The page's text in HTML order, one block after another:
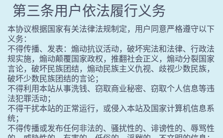
第三条用户依法履行义务
本协议根据国家有关法律法规制定，用户同意严格遵守以下
义务：
不得传播、发表：煽动抗议活动，破坏宪法和法律、行政法
规实施，煽动颠覆国家政权，推翻社会正义，煽动分裂国家
言论，破坏民族团结，煽动民族主义仇视、歧视少数民族，
破坏少数民族团结的言论；
不得利用本站从事洗钱、窃取商业秘密、窃取个人信息等违
法犯罪活动；
不得干扰本站的正常运行，或侵入本站及国家计算机信息系
统；
不得传播或发布任何非法的、骚扰性的、诽谤性的、辱骂性